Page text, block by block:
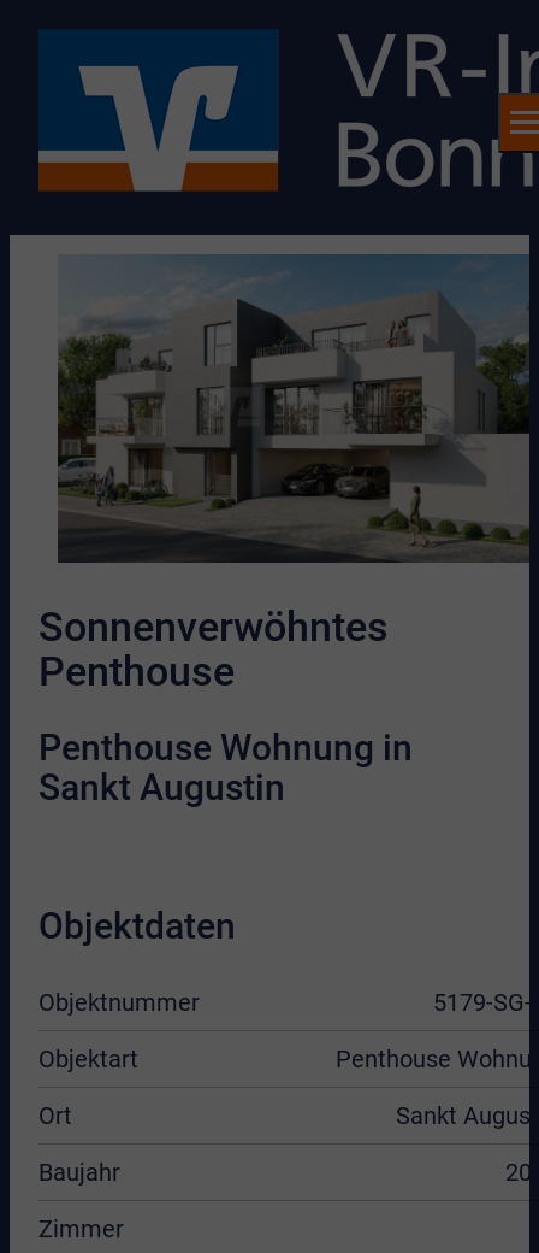
Sonnenverwöhntes
Penthouse
Penthouse Wohnung in
Sankt Augustin
Objektdaten
Objektnummer
5179-SG-
Objektart
Penthouse
Ort
Sankt
Baujahr
Zimmer